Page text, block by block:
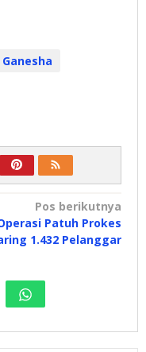
Pos berikutnya
Patuh Prokes
1.432 Pelanggar